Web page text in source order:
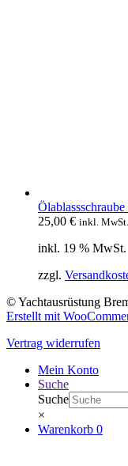
25,00 € inkl. MwSt.
inkl. 19 % MwSt.
zzgl.
© Yachtausrüstung
Erstellt mit
Vertrag widerrufen
Mein Konto
Suche
Suche
×
Warenkorb 0